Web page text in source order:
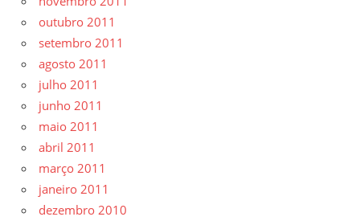
outubro 2011
setembro 2011
agosto 2011
julho 2011
junho 2011
maio 2011
abril 2011
março 2011
janeiro 2011
dezembro 2010